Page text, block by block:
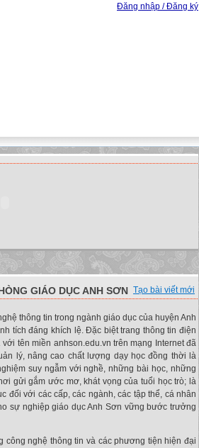
Đăng nhập / Đăng ký
Tạo bài viết mới
GIÁO DỤC ANH SƠN
thông tin trong ngành giáo dục của huyện Anh
tích đáng khích lệ. Đặc biệt trang thông tin điện
tên miền anhson.edu.vn trên mạng Internet đã
lý, nâng cao chất lượng dạy học đồng thời là
suy ngẫm với nghề, những bài học, những
gửi gắm ước mơ, khát vọng của tuổi học trò; là
đối với các cấp, các ngành, các tập thể, cá nhân
sự nghiệp giáo dục Anh Sơn vững bước trưởng
nghệ thông tin và các phương tiện hiện đại